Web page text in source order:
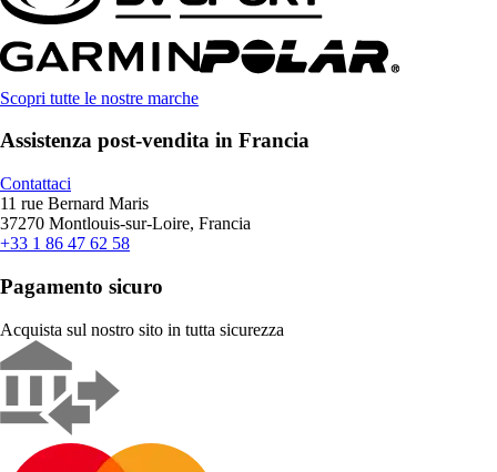
Scopri tutte le nostre marche
Assistenza post-vendita in Francia
Contattaci
11 rue Bernard Maris
37270 Montlouis-sur-Loire, Francia
+33 1 86 47 62 58
Pagamento sicuro
Acquista sul nostro sito in tutta sicurezza